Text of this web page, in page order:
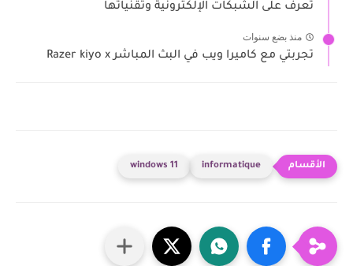
تعرف على الشبكات الإلكترونية وتقنياتها
منذ بضع سنوات
تجربتي مع كاميرا ويب في البث المباشر Razer kiyo x
informatique
windows 11